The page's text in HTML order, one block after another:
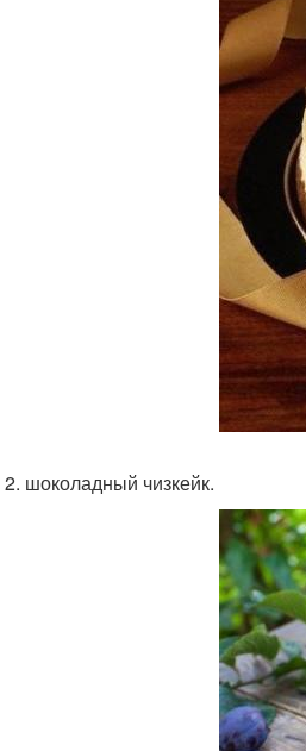
2. шоколадный чизкейк.